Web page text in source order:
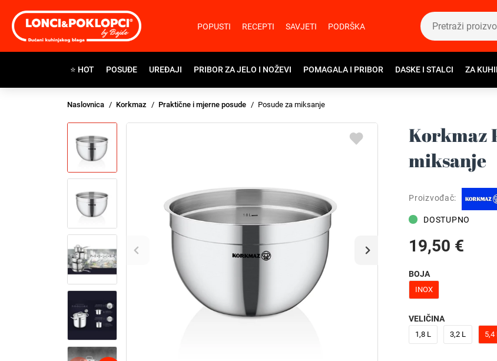
POPUSTI RECEPTI SAVJETI PODRŠKA
⭐ HOT POSUĐE UREĐAJI PRIBOR ZA JELO I NOŽEVI POMAGALA I PRIBOR DASKE I STALCI ZA
Naslovnica Korkmaz Praktične i mjerne posude Posude za miksanje
Korkmaz
miksanje
Proizvođač:
DOSTUPNO
19,50 €
BOJA
INOX
VELIČINA
1,8 L 3,2 L 5,4